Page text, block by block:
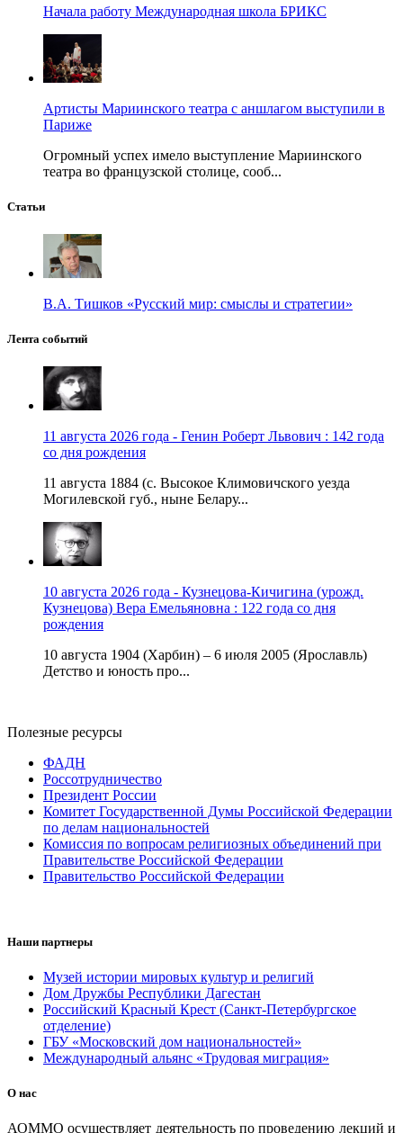
Начала работу Международная школа БРИКС
Артисты Мариинского театра с аншлагом выступили в
Париже
Огромный успех имело выступление Мариинского
театра во французской столице, сооб...
Статьи
В.А. Тишков «Русский мир: смыслы и стратегии»
Лента событий
11 августа 2026 года - Генин Роберт Львович : 142 года
со дня рождения
11 августа 1884 (с. Высокое Климовичского уезда
Могилевской губ., ныне Белару...
10 августа 2026 года - Кузнецова-Кичигина (урожд.
Кузнецова) Вера Емельяновна : 122 года со дня
рождения
10 августа 1904 (Харбин) – 6 июля 2005 (Ярославль)
Детство и юность про...
Полезные ресурсы
ФАДН
Россотрудничество
Президент России
Комитет Государственной Думы Российской Федерации
по делам национальностей
Комиссия по вопросам религиозных объединений при
Правительстве Российской Федерации
Правительство Российской Федерации
Наши партнеры
Музей истории мировых культур и религий
Дом Дружбы Республики Дагестан
Российский Красный Крест (Санкт-Петербургское
отделение)
ГБУ «Московский дом национальностей»
Международный альянс «Трудовая миграция»
О нас
АОММО осуществляет деятельность по проведению лекций и